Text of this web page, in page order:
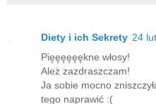
Diety i ich Sekrety 24
Pięęęęęękne włosy!
Ależ zazdraszczam!
Ja sobie mocno
tego naprawić :(